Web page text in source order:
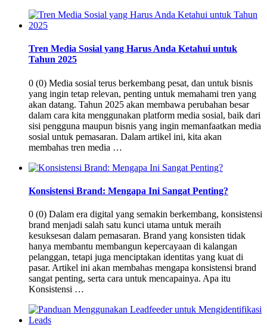
Tren Media Sosial yang Harus Anda Ketahui untuk
Tahun 2025
0 (0) Media sosial terus berkembang pesat, dan untuk bisnis
yang ingin tetap relevan, penting untuk memahami tren yang
akan datang. Tahun 2025 akan membawa perubahan besar
dalam cara kita menggunakan platform media sosial, baik dari
sisi pengguna maupun bisnis yang ingin memanfaatkan media
sosial untuk pemasaran. Dalam artikel ini, kita akan
membahas tren media …
Konsistensi Brand: Mengapa Ini Sangat Penting?
0 (0) Dalam era digital yang semakin berkembang, konsistensi
brand menjadi salah satu kunci utama untuk meraih
kesuksesan dalam pemasaran. Brand yang konsisten tidak
hanya membantu membangun kepercayaan di kalangan
pelanggan, tetapi juga menciptakan identitas yang kuat di
pasar. Artikel ini akan membahas mengapa konsistensi brand
sangat penting, serta cara untuk mencapainya. Apa itu
Konsistensi …